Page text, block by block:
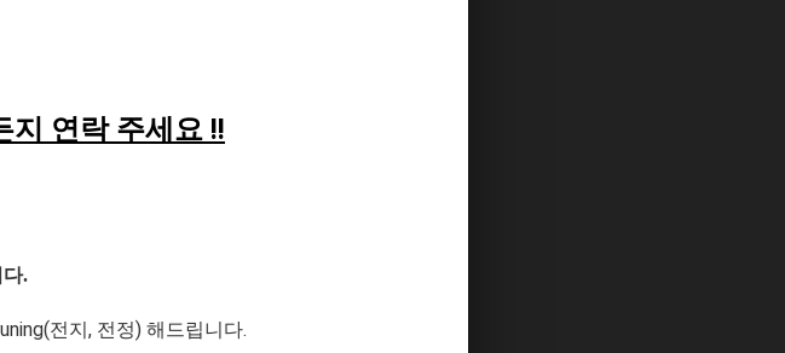
지 연락주세요 !!
.
전지, 전정) 해드립니다.